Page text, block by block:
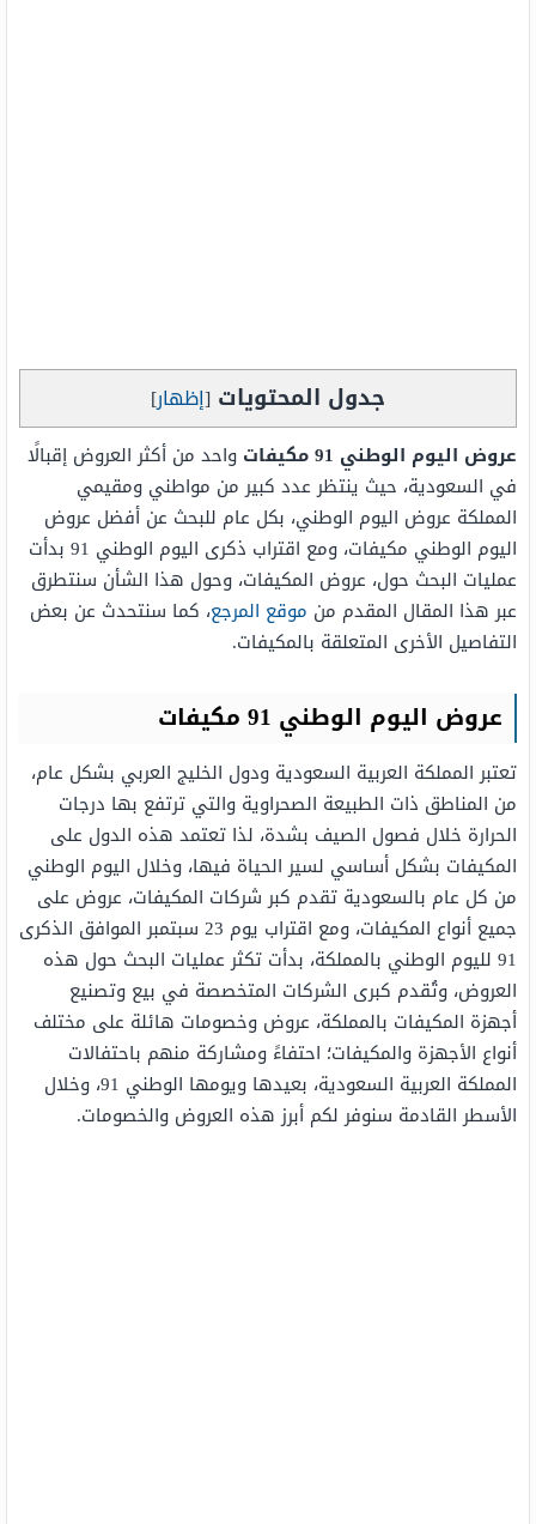
جدول المحتويات [إظهار]
عروض اليوم الوطني 91 مكيفات
واحد من أكثر العروض إقبالًا
في السعودية، حيث ينتظر عدد كبير من مواطني ومقيمي
المملكة عروض اليوم الوطني، بكل عام للبحث عن أفضل عروض
اليوم الوطني مكيفات، ومع اقتراب ذكرى اليوم الوطني 91 بدأت
عمليات البحث حول، عروض المكيفات، وحول هذا الشأن سنتطرق
عبر هذا المقال المقدم من موقع المرجع، كما سنتحدث عن بعض
التفاصيل الأخرى المتعلقة بالمكيفات.
عروض اليوم الوطني 91 مكيفات
تعتبر المملكة العربية السعودية ودول الخليج العربي بشكل عام،
من المناطق ذات الطبيعة الصحراوية والتي ترتفع بها درجات
الحرارة خلال فصول الصيف بشدة، لذا تعتمد هذه الدول على
المكيفات بشكل أساسي لسير الحياة فيها، وخلال اليوم الوطني
من كل عام بالسعودية تقدم كبر شركات المكيفات، عروض على
جميع أنواع المكيفات، ومع اقتراب يوم 23 سبتمبر الموافق الذكرى
91 لليوم الوطني بالمملكة، بدأت تكثر عمليات البحث حول هذه
العروض، وتُقدم كبرى الشركات المتخصصة في بيع وتصنيع
أجهزة المكيفات بالمملكة، عروض وخصومات هائلة على مختلف
أنواع الأجهزة والمكيفات؛ احتفاءً ومشاركة منهم باحتفالات
المملكة العربية السعودية، بعيدها ويومها الوطني 91، وخلال
الأسطر القادمة سنوفر لكم أبرز هذه العروض والخصومات.